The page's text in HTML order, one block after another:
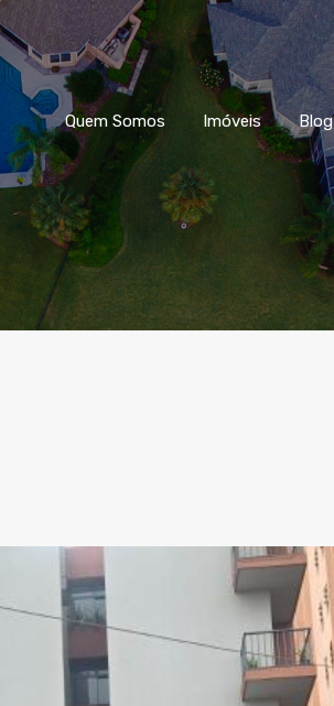
Quem Somos Imóveis Blog